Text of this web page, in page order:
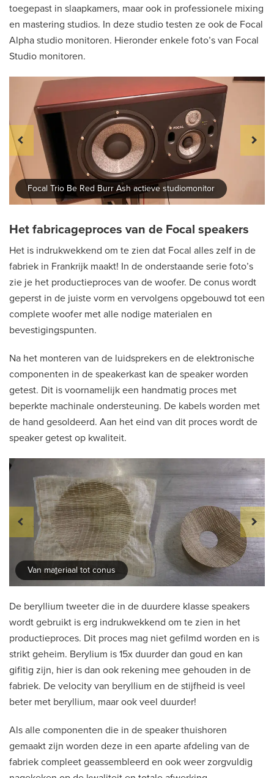
toegepast in slaapkamers, maar ook in professionele mixing
en mastering studios. In deze studio testen ze ook de Focal
Alpha studio monitoren. Hieronder enkele foto’s van Focal
Studio monitoren.
Focal Trio Be Red Burr Ash actieve studiomonitor
Het fabricageproces van de Focal speakers
Het is indrukwekkend om te zien dat Focal alles zelf in de
fabriek in Frankrijk maakt! In de onderstaande serie foto’s
zie je het productieproces van de woofer. De conus wordt
geperst in de juiste vorm en vervolgens opgebouwd tot een
complete woofer met alle nodige materialen en
bevestigingspunten.
Na het monteren van de luidsprekers en de elektronische
componenten in de speakerkast kan de speaker worden
getest. Dit is voornamelijk een handmatig proces met
beperkte machinale ondersteuning. De kabels worden met
de hand gesoldeerd. Aan het eind van dit proces wordt de
speaker getest op kwaliteit.
Van materiaal tot conus
De beryllium tweeter die in de duurdere klasse speakers
wordt gebruikt is erg indrukwekkend om te zien in het
productieproces. Dit proces mag niet gefilmd worden en is
strikt geheim. Berylium is 15x duurder dan goud en kan
gifitig zijn, hier is dan ook rekening mee gehouden in de
fabriek. De velocity van beryllium en de stijfheid is veel
beter met beryllium, maar ook veel duurder!
Als alle componenten die in de speaker thuishoren
gemaakt zijn worden deze in een aparte afdeling van de
fabriek compleet geassembleerd en ook weer zorgvuldig